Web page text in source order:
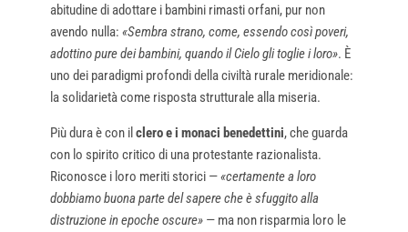
abitudine di adottare i bambini rimasti orfani, pur non
avendo nulla: «Sembra strano, come, essendo così poveri,
adottino pure dei bambini, quando il Cielo gli toglie i loro». È
uno dei paradigmi profondi della civiltà rurale meridionale:
la solidarietà come risposta strutturale alla miseria.
Più dura è con il clero e i monaci benedettini, che guarda
con lo spirito critico di una protestante razionalista.
Riconosce i loro meriti storici —«certamente a loro
dobbiamo buona parte del sapere che è sfuggito alla
distruzione in epoche oscure»— ma non risparmia loro le